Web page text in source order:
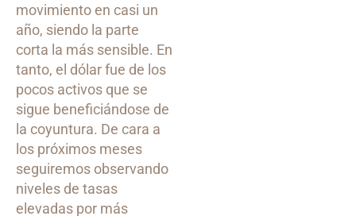
movimiento en casi un
año, siendo la parte
corta la más sensible. En
tanto, el dólar fue de los
pocos activos que se
sigue beneficiándose de
la coyuntura. De cara a
los próximos meses
seguiremos observando
niveles de tasas
elevadas por más